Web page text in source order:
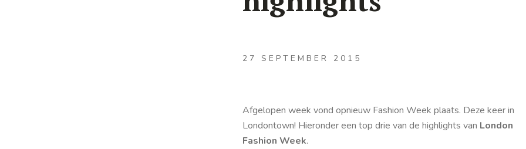
27 SEPTEMBER 2015
Afgelopen week vond opnieuw Fashion Week plaats. Deze keer in
Londontown! Hieronder een top drie van de highlights van London
Fashion Week.